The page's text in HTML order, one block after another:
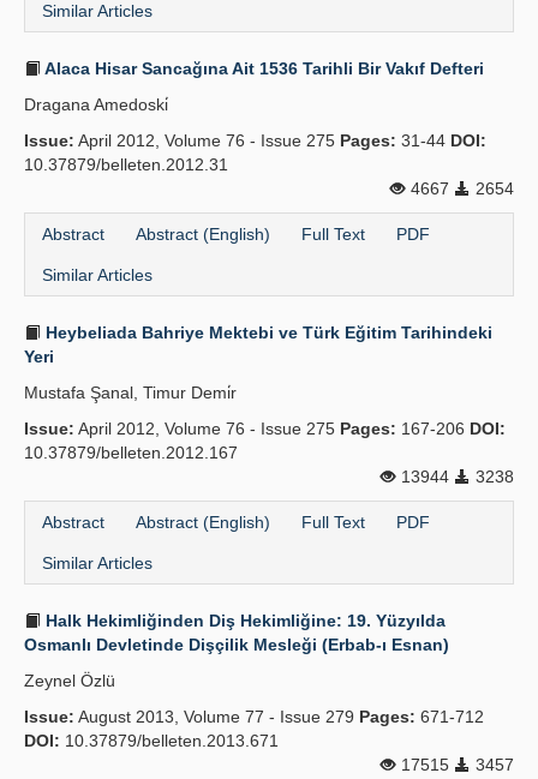
Similar Articles
Alaca Hisar Sancağına Ait 1536 Tarihli Bir Vakıf Defteri
Dragana Amedoski̇
Issue: April 2012, Volume 76 - Issue 275 Pages: 31-44 DOI:
10.37879/belleten.2012.31
4667
2654
Abstract Abstract (English) Full Text PDF
Similar Articles
Heybeliada Bahriye Mektebi ve Türk Eğitim Tarihindeki
Yeri
Mustafa Şanal, Timur Demi̇r
Issue: April 2012, Volume 76 - Issue 275 Pages: 167-206 DOI:
10.37879/belleten.2012.167
13944
3238
Abstract Abstract (English) Full Text PDF
Similar Articles
Halk Hekimliğinden Diş Hekimliğine: 19. Yüzyılda
Osmanlı Devletinde Dişçilik Mesleği (Erbab-ı Esnan)
Zeynel Özlü
Issue: August 2013, Volume 77 - Issue 279 Pages: 671-712
DOI: 10.37879/belleten.2013.671
17515
3457